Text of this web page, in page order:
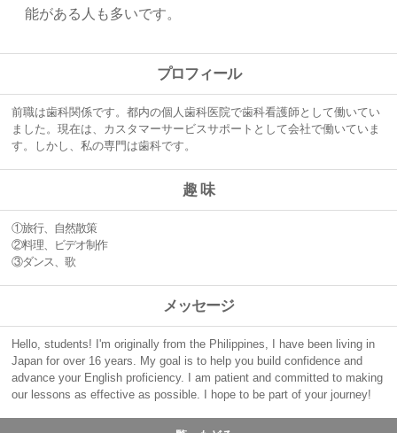
能がある人も多いです。
プロフィール
前職は歯科関係です。都内の個人歯科医院で歯科看護師として働いてい
ました。現在は、カスタマーサービスサポートとして会社で働いていま
す。しかし、私の専門は歯科です。
趣 味
①旅行、自然散策
②料理、ビデオ制作
③ダンス、歌
メッセージ
Hello, students! I'm originally from the Philippines, I have been living in
Japan for over 16 years. My goal is to help you build confidence and
advance your English proficiency. I am patient and committed to making
our lessons as effective as possible. I hope to be part of your journey!